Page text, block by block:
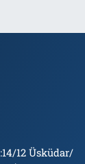
12 Üsküdar/